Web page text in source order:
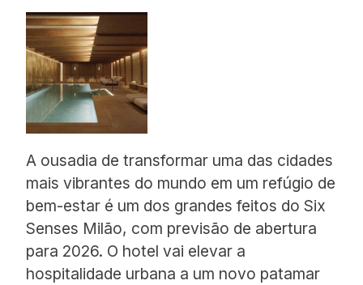
A ousadia de transformar uma das cidades
mais vibrantes do mundo em um refúgio de
bem-estar é um dos grandes feitos do Six
Senses Milão, com previsão de abertura
para 2026. O hotel vai elevar a
hospitalidade urbana a um novo patamar